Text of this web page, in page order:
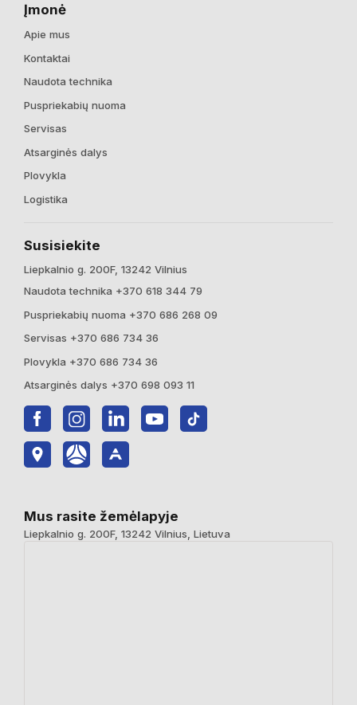
Įmonė
Apie mus
Kontaktai
Naudota technika
Puspriekabių nuoma
Servisas
Atsarginės dalys
Plovykla
Logistika
Susisiekite
Liepkalnio g. 200F, 13242 Vilnius
Naudota technika +370 618 344 79
Puspriekabių nuoma +370 686 268 09
Servisas +370 686 734 36
Plovykla +370 686 734 36
Atsarginės dalys +370 698 093 11
Mus rasite žemėlapyje
Liepkalnio g. 200F, 13242 Vilnius, Lietuva